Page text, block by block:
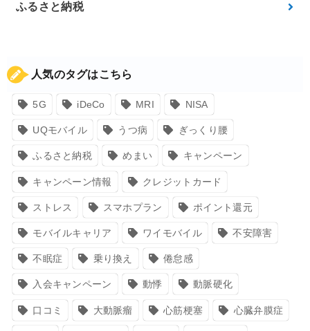
ふるさと納税
人気のタグはこちら
5G iDeCo MRI NISA
UQモバイル うつ病 ぎっくり腰
ふるさと納税 めまい キャンペーン
キャンペーン情報 クレジットカード
ストレス スマホプラン ポイント還元
モバイルキャリア ワイモバイル 不安障害
不眠症 乗り換え 倦怠感
入会キャンペーン 動悸 動脈硬化
口コミ 大動脈瘤 心筋梗塞 心臓弁膜症